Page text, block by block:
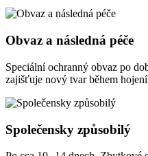
Obvaz a následná péče
Speciální ochranný obvaz po
zajišťuje nový tvar během
Společensky způsobilý